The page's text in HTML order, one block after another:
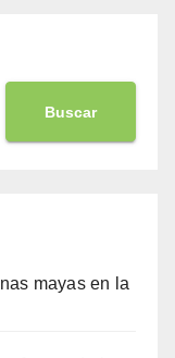
Buscar
mayas en la